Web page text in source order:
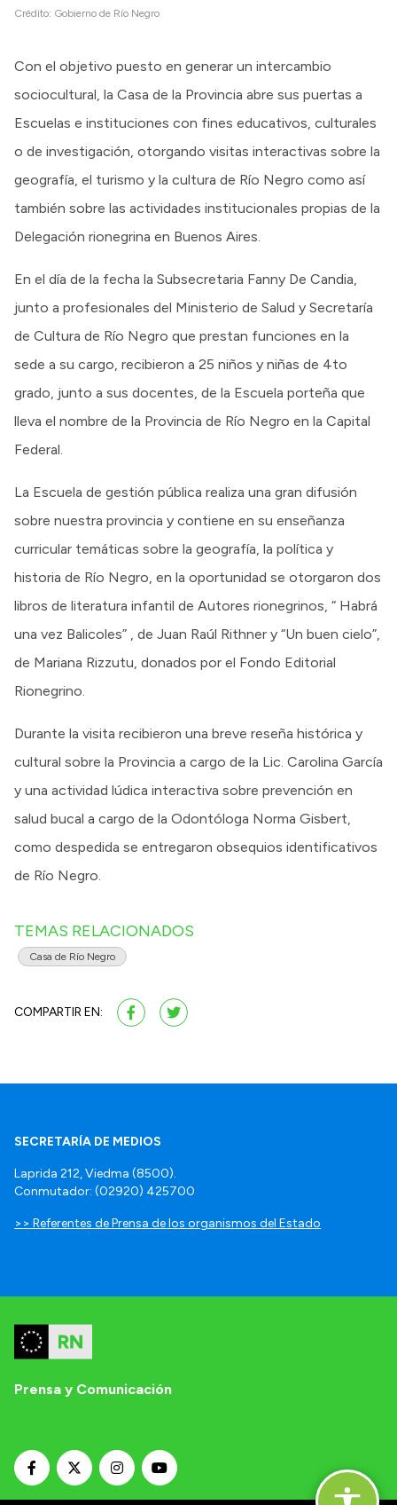
Crédito: Gobierno de Río Negro
Con el objetivo puesto en generar un intercambio
sociocultural, la Casa de la Provincia abre sus puertas a
Escuelas e instituciones con fines educativos, culturales
o de investigación, otorgando visitas interactivas sobre la
geografía, el turismo y la cultura de Río Negro como así
también sobre las actividades institucionales propias de la
Delegación rionegrina en Buenos Aires.
En el día de la fecha la Subsecretaria Fanny De Candia,
junto a profesionales del Ministerio de Salud y Secretaría
de Cultura de Río Negro que prestan funciones en la
sede a su cargo, recibieron a 25 niños y niñas de 4to
grado, junto a sus docentes, de la Escuela porteña que
lleva el nombre de la Provincia de Río Negro en la Capital
Federal.
La Escuela de gestión pública realiza una gran difusión
sobre nuestra provincia y contiene en su enseñanza
curricular temáticas sobre la geografía, la política y
historia de Río Negro, en la oportunidad se otorgaron dos
libros de literatura infantil de Autores rionegrinos, “ Habrá
una vez Balicoles” , de Juan Raúl Rithner y “Un buen cielo”,
de Mariana Rizzutu, donados por el Fondo Editorial
Rionegrino.
Durante la visita recibieron una breve reseña histórica y
cultural sobre la Provincia a cargo de la Lic. Carolina García
y una actividad lúdica interactiva sobre prevención en
salud bucal a cargo de la Odontóloga Norma Gisbert,
como despedida se entregaron obsequios identificativos
de Río Negro.
TEMAS RELACIONADOS
Casa de Río Negro
COMPARTIR EN:
SECRETARÍA DE MEDIOS
Laprida 212, Viedma (8500).
Conmutador: (02920) 425700
>> Referentes de Prensa de los organismos del Estado
Prensa y Comunicación